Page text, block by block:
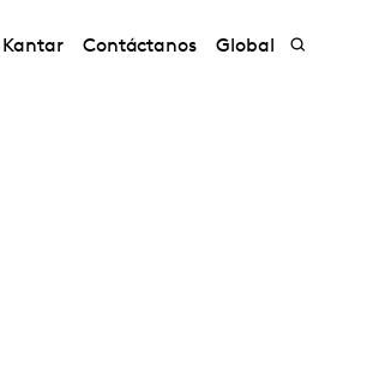
Contáctanos Global